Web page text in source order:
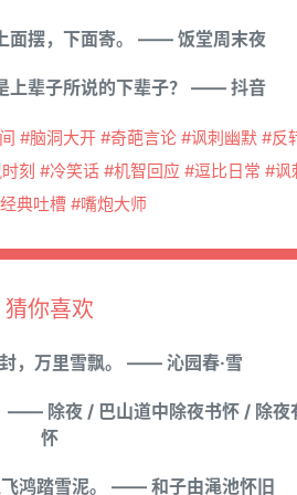
摆，下面寄。 —— 饭堂周末夜
上辈子所说的下辈子？ —— 抖音
#脑洞大开 #奇葩言论 #讽刺幽默 #反
刻 #冷笑话 #机智回应 #逗比日常 #讽
典吐槽 #嘴炮大师
猜你喜欢
，万里雪飘。 —— 沁园春·雪
—— 除夜 / 巴山道中除夜书怀 / 除夜
怀
鸿踏雪泥。 —— 和子由渑池怀旧